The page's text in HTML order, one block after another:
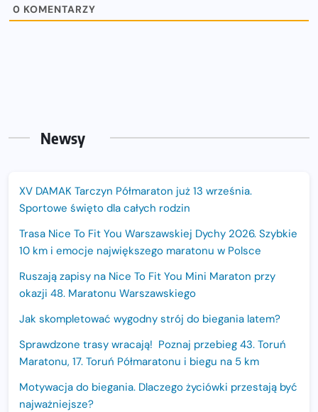
0 KOMENTARZY
Newsy
XV DAMAK Tarczyn Półmaraton już 13 września.
Sportowe święto dla całych rodzin
Trasa Nice To Fit You Warszawskiej Dychy 2026. Szybkie
10 km i emocje największego maratonu w Polsce
Ruszają zapisy na Nice To Fit You Mini Maraton przy
okazji 48. Maratonu Warszawskiego
Jak skompletować wygodny strój do biegania latem?
Sprawdzone trasy wracają! Poznaj przebieg 43. Toruń
Maratonu, 17. Toruń Półmaratonu i biegu na 5 km
Motywacja do biegania. Dlaczego życiówki przestają być
najważniejsze?